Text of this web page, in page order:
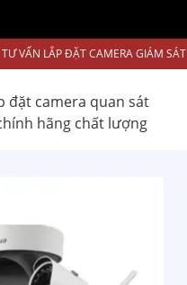
TƯ VẤN LẮP ĐẶT CAMERA GIÁM SÁT
đặt camera quan sát
hãng chất lượng